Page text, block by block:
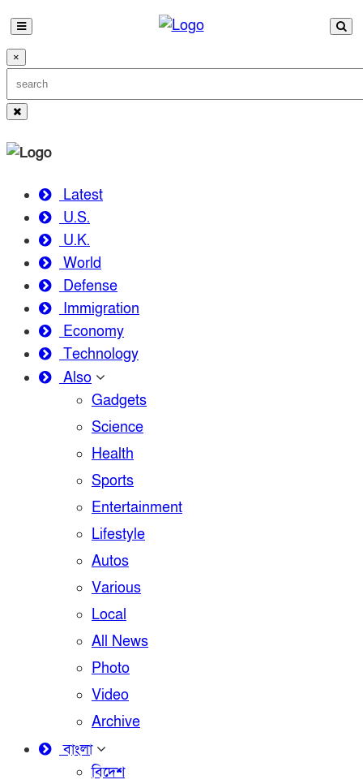
×
Latest
U.S.
U.K.
World
Defense
Immigration
Economy
Technology
Also
Gadgets
Science
Health
Sports
Entertainment
Lifestyle
Autos
Various
Local
All News
Photo
Video
Archive
বাংলা
বিদেশ